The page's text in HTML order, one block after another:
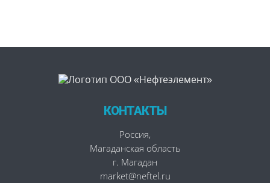
КОНТАКТЫ
Россия,
Магаданская область
г. Магадан
market@neftel.ru